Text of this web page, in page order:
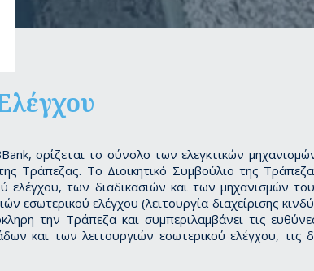
ορίζεται το σύνολο των ελεγκτικών
Τράπεζας. Το Διοικητικό Συμβούλιο της
ελέγχου, των διαδικασιών και των μηχανισμών
εσωτερικού ελέγχου (λειτουργία διαχείρισης
την Τράπεζα και συμπεριλαμβάνει τις
και των λειτουργιών εσωτερικού ελέγχου, τις